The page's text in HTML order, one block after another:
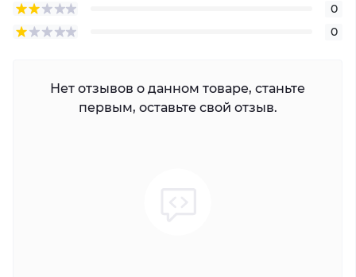
0
0
Нет отзывов о данном товаре, станьте
первым, оставьте свой отзыв.